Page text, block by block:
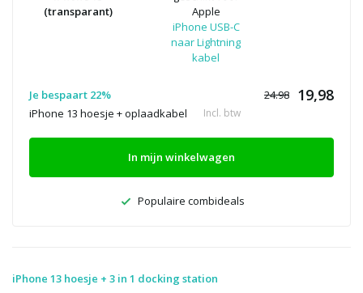
(transparant)
Apple
iPhone USB-C
naar Lightning
kabel
Je bespaart 22% 24.98 19,98
iPhone 13 hoesje + oplaadkabel Incl. btw
In mijn winkelwagen
Populaire combideals
iPhone 13 hoesje + 3 in 1 docking station